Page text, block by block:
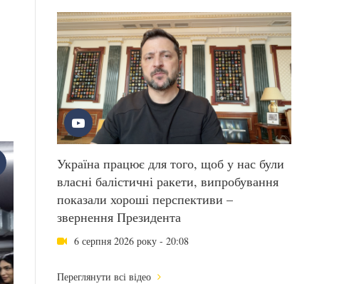
Україна працює для того, щоб у нас були
власні балістичні ракети, випробування
показали хороші перспективи –
звернення Президента
6 серпня 2026 року - 20:08
Переглянути всі відео